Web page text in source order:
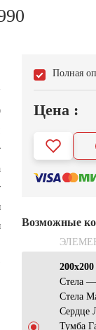
Полная
Цена :
Возможные
200х200
Стела —
Стела
Сердце
Тумба